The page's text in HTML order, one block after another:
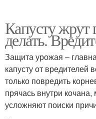
Капусту жрут
делать.
Защита урожая –
капусту от вредителей
только повредить
прячась внутри
усложняют поиски